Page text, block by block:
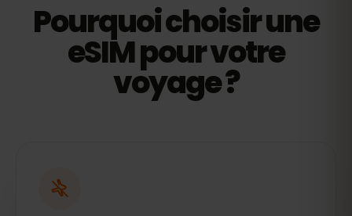
Pourquoi choisir une
eSIM pour votre
voyage ?